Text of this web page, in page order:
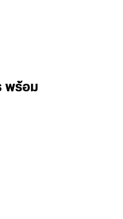
พร้อม